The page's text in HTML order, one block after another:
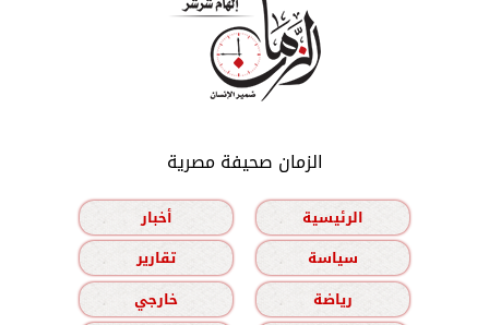
الزمان صحيفة مصرية
الرئيسية
أخبار
سياسة
تقارير
رياضة
خارجي